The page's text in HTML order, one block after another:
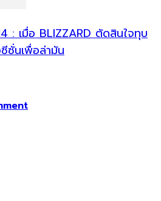
: เมื่อ BLIZZARD ตัดสินใจทุบ
ซั่นเพื่อล่ามัน